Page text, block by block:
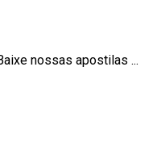
nossas apostilas ...